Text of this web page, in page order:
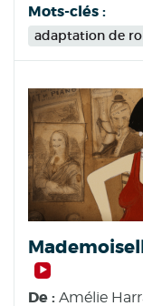
Mots-clés :
adaptation de
De : Amélie